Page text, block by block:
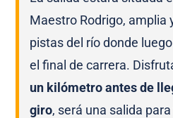
Maestro Rodrigo, amplia
pistas del río donde
el final de carrera.
un kilómetro antes de
giro, será una salida